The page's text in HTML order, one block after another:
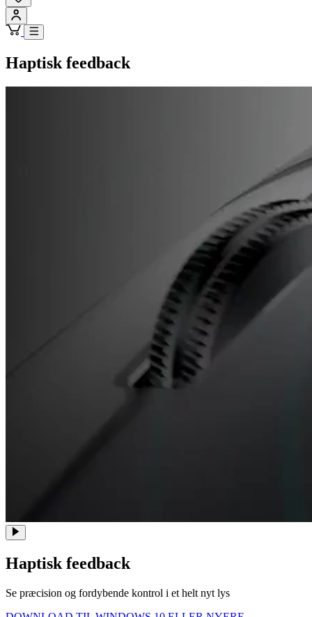
Haptisk feedback
Haptisk feedback
Se præcision og fordybende kontrol i et helt nyt lys